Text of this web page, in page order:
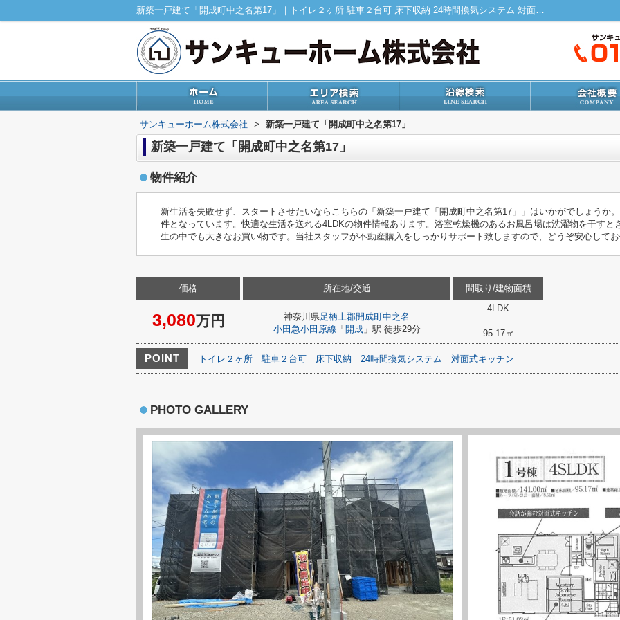
新築一戸建て「開成町中之名第17」｜トイレ２ヶ所 駐車２台可 床下収納 24時間換気システム 対面式キッチン｜小田原市・南足柄市の新築戸建｜サンキューホーム株式会社
サンキューホーム株式会社 > 新築一戸建て「開成町中之名第17」
新築一戸建て「開成町中之名第17」
物件紹介
新生活を失敗せず、スタートさせたいならこちらの「新築一戸建て「開成町中之名第17」」はいかがでしょうか
件となっています。快適な生活を送れる4LDKの物件情報あります。浴室乾燥機のあるお風呂場は洗濯物を干すと
生の中でも大きなお買い物です。当社スタッフが不動産購入をしっかりサポート致しますので、どうぞ安心して
価格
3,080万円
所在地/交通
神奈川県足柄上郡開成町中之名
小田急小田原線 「 開成」駅 徒歩29分
間取り/建物面積
4LDK
95.17㎡
POINT トイレ２ヶ所 駐車２台可 床下収納 24時間換気システム 対面式キッチン
PHOTO GALLERY